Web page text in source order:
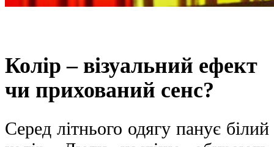
Колір – візуальний ефект
чи прихований сенс?
Серед літнього одягу панує білий